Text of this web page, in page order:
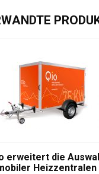
erweitert die
Heizzentralen